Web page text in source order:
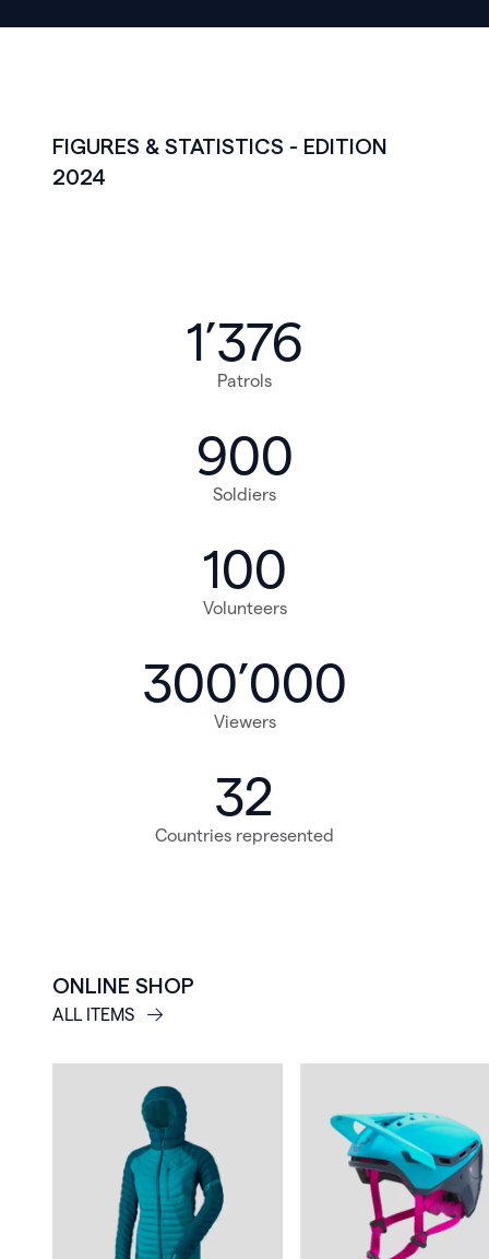
FIGURES & STATISTICS - EDITION
2024
1’376
Patrols
900
Soldiers
100
Volunteers
300’000
Viewers
32
Countries represented
ONLINE SHOP
ALL ITEMS